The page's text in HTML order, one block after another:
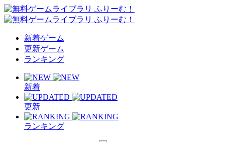
新着ゲーム
更新ゲーム
ランキング
新着
更新
ランキング